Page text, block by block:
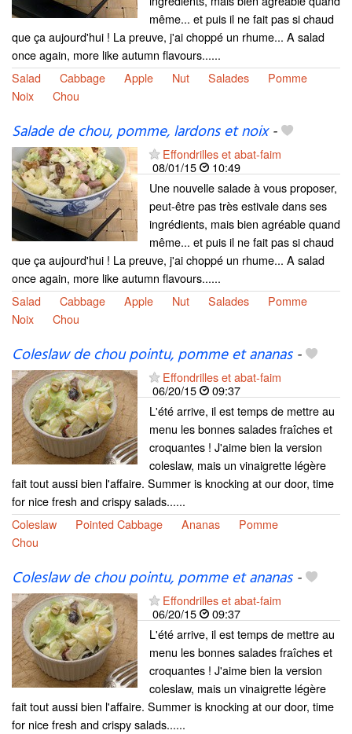
même... et puis il ne fait pas si chaud
que ça aujourd'hui ! La preuve, j'ai choppé un rhume... A salad
once again, more like autumn flavours......
Salad
Cabbage Apple Nut Salades
Pomme
Noix
Chou
Salade de chou, pomme, lardons et noix-
Effondrilles et abat-faim
08/01/15
10:49
Une nouvelle salade à vous proposer,
peut-être pas très estivale dans ses
ingrédients, mais bien agréable quand
même... et puis il ne fait pas si chaud
que ça aujourd'hui ! La preuve, j'ai choppé un rhume... A salad
once again, more like autumn flavours......
Salad
Cabbage Apple Nut Salades
Pomme
Noix
Chou
Coleslaw de chou pointu, pomme et ananas-
Effondrilles et abat-faim
06/20/15
09:37
L'été arrive, il est temps de mettre au
menu les bonnes salades fraîches et
croquantes ! J'aime bien la version
coleslaw, mais un vinaigrette légère
fait tout aussi bien l'affaire. Summer is knocking at our door, time
for nice fresh and crispy salads......
Coleslaw
Pointed Cabbage Ananas
Pomme
Chou
Coleslaw de chou pointu, pomme et ananas-
Effondrilles et abat-faim
06/20/15
09:37
L'été arrive, il est temps de mettre au
menu les bonnes salades fraîches et
croquantes ! J'aime bien la version
coleslaw, mais un vinaigrette légère
fait tout aussi bien l'affaire. Summer is knocking at our door, time
for nice fresh and crispy salads......